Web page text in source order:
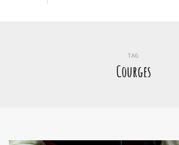
TAG
Courges